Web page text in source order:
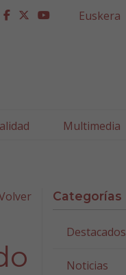
facebook
twitter
youtube
Euskera
Multimedia
Categorías
Destacados
Noticias